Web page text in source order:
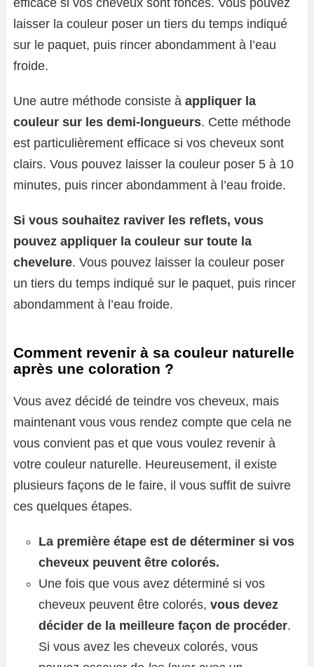
efficace si vos cheveux sont foncés. Vous pouvez
laisser la couleur poser un tiers du temps indiqué
sur le paquet, puis rincer abondamment à l’eau
froide.
Une autre méthode consiste à appliquer la
couleur sur les demi-longueurs. Cette méthode
est particulièrement efficace si vos cheveux sont
clairs. Vous pouvez laisser la couleur poser 5 à 10
minutes, puis rincer abondamment à l’eau froide.
Si vous souhaitez raviver les reflets, vous
pouvez appliquer la couleur sur toute la
chevelure. Vous pouvez laisser la couleur poser
un tiers du temps indiqué sur le paquet, puis rincer
abondamment à l’eau froide.
Comment revenir à sa couleur naturelle
après une coloration ?
Vous avez décidé de teindre vos cheveux, mais
maintenant vous vous rendez compte que cela ne
vous convient pas et que vous voulez revenir à
votre couleur naturelle. Heureusement, il existe
plusieurs façons de le faire, il vous suffit de suivre
ces quelques étapes.
La première étape est de déterminer si vos
cheveux peuvent être colorés.
Une fois que vous avez déterminé si vos
cheveux peuvent être colorés, vous devez
décider de la meilleure façon de procéder.
Si vous avez les cheveux colorés, vous